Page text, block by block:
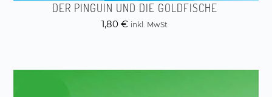
DER PINGUIN UND DIE GOLDFISCHE
1,80 € inkl. MwSt